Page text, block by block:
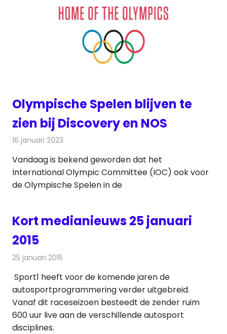
Olympische Spelen blijven te
zien bij Discovery en NOS
16 januari 2023
Vandaag is bekend geworden dat het
International Olympic Committee (IOC) ook voor
de Olympische Spelen in de
Kort medianieuws 25 januari
2015
25 januari 2015
Sport1 heeft voor de komende jaren de
autosportprogrammering verder uitgebreid.
Vanaf dit raceseizoen besteedt de zender ruim
600 uur live aan de verschillende autosport
disciplines.